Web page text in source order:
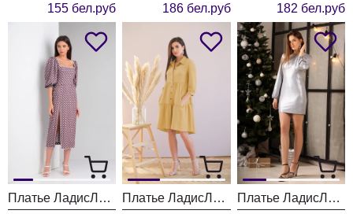
155 бел.руб
186 бел.руб
182 бел.руб
Платье ЛадисЛайн 1456 кофе Платье ЛадисЛайн 1441 терракот Платье ЛадисЛайн 1302 серебро